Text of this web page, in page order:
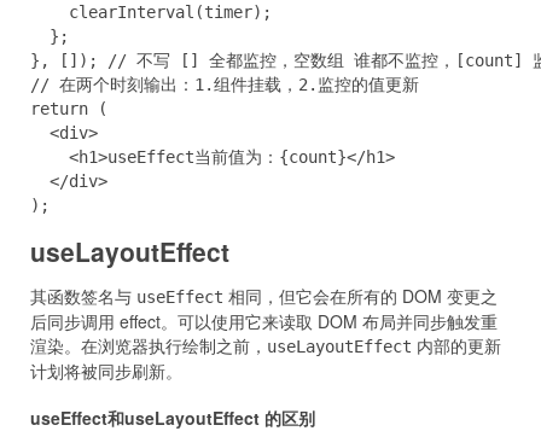
clearInterval(timer);
};
}, []); // 不写 [] 全都监控，空数组 谁都不监控，[count]
// 在两个时刻输出：1.组件挂载，2.监控的值更新
return (
<div>
<h1>useEffect当前值为：{count}</h1>
</div>
);
useLayoutEffect
其函数签名与 useEffect 相同，但它会在所有的 DOM 变更之
后同步调用 effect。可以使用它来读取 DOM 布局并同步触发重
渲染。在浏览器执行绘制之前， useLayoutEffect 内部的更新
计划将被同步刷新。
useEffect和useLayoutEffect 的区别